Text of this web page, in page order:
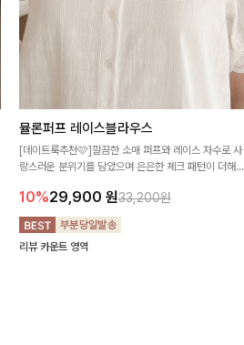
뮬론퍼프 레이스블라우스
[데이트룩추천🩷]깔끔한 소매 퍼프와 레이스 자수로 사
랑스러운 분위기를 담았으며 은은한 체크 패턴이 더해져
10%29,900 원33,200원
리뷰 카운트 영역